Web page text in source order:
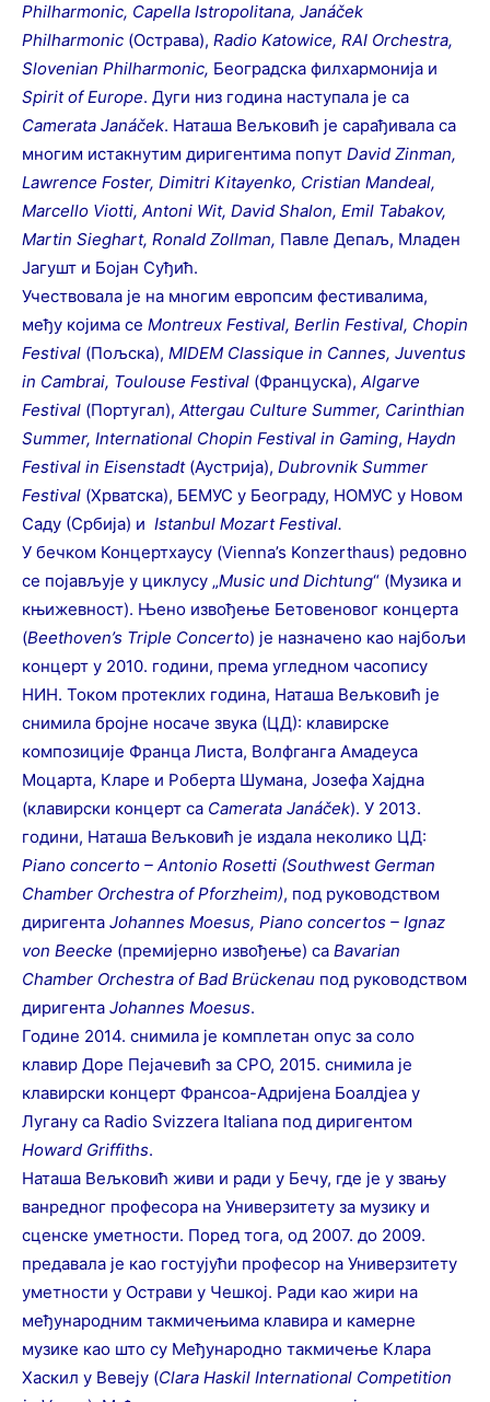
Philharmonic, Capella Istropolitana, Janáček
Philharmonic (Острава), Radio Katowice, RAI Orchestra,
Slovenian Philharmonic, Београдска филхармонија и
Spirit of Europe. Дуги низ година наступала је са
Camerata Janáček. Наташа Вељковић је сарађивала са
многим истакнутим диригентима попут David Zinman,
Lawrence Foster, Dimitri Kitayenko, Cristian Mandeal,
Marcello Viotti, Antoni Wit, David Shalon, Emil Tabakov,
Martin Sieghart, Ronald Zollman, Павле Депаљ, Младен
Јагушт и Бојан Суђић.
Учествовала је на многим европсим фестивалима,
међу којима се Montreux Festival, Berlin Festival, Chopin
Festival (Пољска), MIDEM Classique in Cannes, Juventus
in Cambrai, Toulouse Festival (Француска), Algarve
Festival (Португал), Attergau Culture Summer, Carinthian
Summer, International Chopin Festival in Gaming, Haydn
Festival in Eisenstadt(Аустрија), Dubrovnik Summer
Festival (Хрватска), БЕМУС у Београду, НОМУС у Новом
Саду (Србија) и Istanbul Mozart Festival.
У бечком Концертхаусу (Vienna’s Konzerthaus) редовно
се појављује у циклусу „Music und Dichtung“ (Музика и
књижевност). Њено извођење Бетовеновог концерта
(Beethoven’s Triple Concerto) је назначено као најбољи
концерт у 2010. години, према угледном часопису
НИН. Током протеклих година, Наташа Вељковић је
снимила бројне носаче звука (ЦД): клавирске
композиције Франца Листа, Волфганга Амадеуса
Моцарта, Кларе и Роберта Шумана, Јозефа Хајдна
(клавирски концерт са Camerata Janáček). У 2013.
години, Наташа Вељковић је издала неколико ЦД:
Piano concerto – Antonio Rosetti (Southwest German
Chamber Orchestra of Pforzheim), под руководством
диригента Johannes Moesus, Piano concertos – Ignaz
von Beecke (премијерно извођење) са Bavarian
Chamber Orchestra of Bad Brückenau под руководством
диригента Johannes Moesus.
Године 2014. снимила је комплетан опус за соло
клавир Доре Пејачевић за CPO, 2015. снимила је
клавирски концерт Франсоа-Адријена Боалдјеа у
Лугану са Radio Svizzera Italiana под диригентом
Howard Griffiths.
Наташа Вељковић живи и ради у Бечу, где је у звању
ванредног професора на Универзитету за музику и
сценске уметности. Поред тога, од 2007. до 2009.
предавала је као гостујући професор на Универзитету
уметности у Острави у Чешкој. Ради као жири на
међународним такмичењима клавира и камерне
музике као што су Међународно такмичење Клара
Хаскил у Вевеју (Clara Haskil International Competition